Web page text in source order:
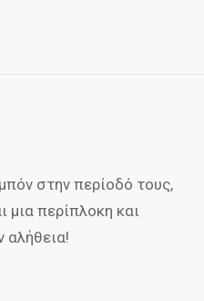
στην περίοδό τους,
μια περίπλοκη και
αλήθεια!